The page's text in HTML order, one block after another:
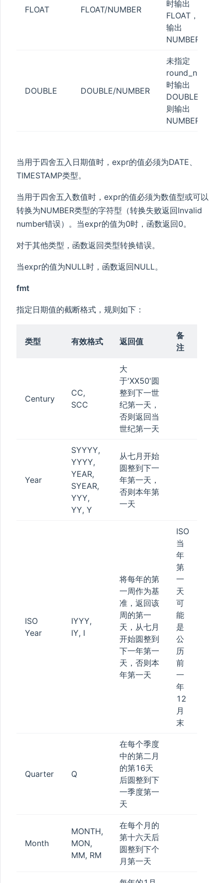
FLOAT FLOAT/NUMBER
时输出
FLOAT，否则
输出
NUMBER。
DOUBLE DOUBLE/NUMBER
未指定
round_number
时输出
DOUBLE，否
则输出
NUMBER。
当用于四舍五入日期值时，expr的值必须为DATE、
TIMESTAMP类型。
当用于四舍五入数值时，expr的值必须为数值型或可以
转换为NUMBER类型的字符型（转换失败返回Invalid
number错误）。当expr的值为0时，函数返回0。
对于其他类型，函数返回类型转换错误。
当expr的值为NULL时，函数返回NULL。
fmt
指定日期值的截断格式，规则如下：
类型 有效格式 返回值
备
注
Century
CC,
SCC
大
于'XX50'圆
整到下一世
纪第一天，
否则返回当
世纪第一天
Year
SYYYY,
YYYY,
YEAR,
SYEAR,
YYY,
YY, Y
从七月开始
圆整到下一
年第一天，
否则本年第
一天
ISO
Year
IYYY,
IY, I
将每年的第
一周作为基
准，返回该
周的第一
天，从七月
开始圆整到
下一年第一
天，否则本
年第一天
ISO
当
年
第
一
天
可
能
是
公
历
前
一
年
12
月
末
Quarter Q
在每个季度
中的第二月
的第16天
后圆整到下
一季度第一
天
Month
MONTH,
MON,
MM, RM
在每个月的
第十六天后
圆整到下个
月第一天